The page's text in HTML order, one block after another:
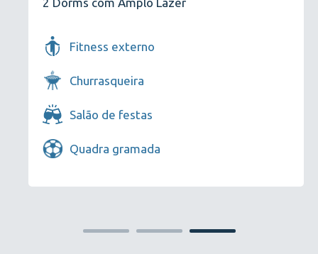
2 Dorms com Amplo Lazer
Fitness externo
Churrasqueira
Salão de festas
Quadra gramada